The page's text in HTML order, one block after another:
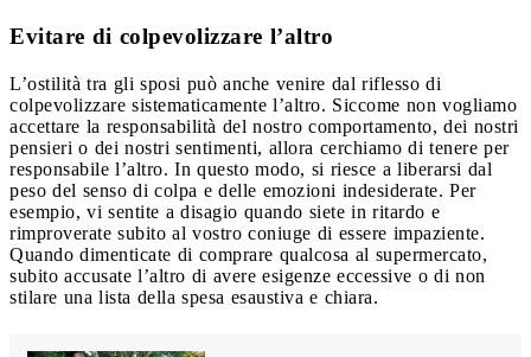
Evitare di colpevolizzare l’altro
L’ostilità tra gli sposi può anche venire dal riflesso di
colpevolizzare sistematicamente l’altro. Siccome non vogliamo
accettare la responsabilità del nostro comportamento, dei nostri
pensieri o dei nostri sentimenti, allora cerchiamo di tenere per
responsabile l’altro. In questo modo, si riesce a liberarsi dal
peso del senso di colpa e delle emozioni indesiderate. Per
esempio, vi sentite a disagio quando siete in ritardo e
rimproverate subito al vostro coniuge di essere impaziente.
Quando dimenticate di comprare qualcosa al supermercato,
subito accusate l’altro di avere esigenze eccessive o di non
stilare una lista della spesa esaustiva e chiara.